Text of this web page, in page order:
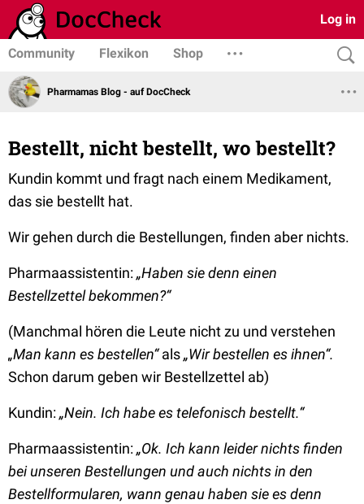
Log in
Community Flexikon Shop
Pharmamas Blog - auf DocCheck
Bestellt, nicht bestellt, wo bestellt?
Kundin kommt und fragt nach einem Medikament,
das sie bestellt hat.
Wir gehen durch die Bestellungen, finden aber nichts.
Pharmaassistentin:„Haben sie denn einen
Bestellzettel bekommen?“
(Manchmal hören die Leute nicht zu und verstehen
„Man kann es bestellen“als„Wir bestellen es ihnen“.
Schon darum geben wir Bestellzettel ab)
Kundin:„Nein. Ich habe es telefonisch bestellt.“
Pharmaassistentin:„Ok. Ich kann leider nichts finden
bei unseren Bestellungen und auch nichts in den
Bestellformularen, wann genau haben sie es denn